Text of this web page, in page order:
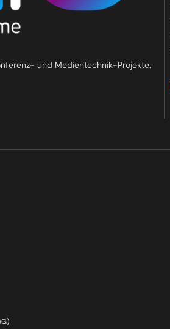
und Medientechnik-Projekte.